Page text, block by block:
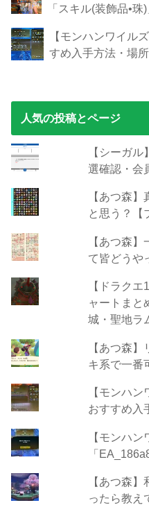
「スキル(装飾品•珠
【モンハンワイル
すめ入手方法・場所
人気の投稿とページ
【シーガ
選確認・会
【あつ森
と思う？【
【あつ森
て皆どうや
【ドラク
ャートまと
城・聖地ラ
【あつ森
キ系で一番
【モンハ
おすすめ入
【モンハ
「
【あつ森
ったら教え